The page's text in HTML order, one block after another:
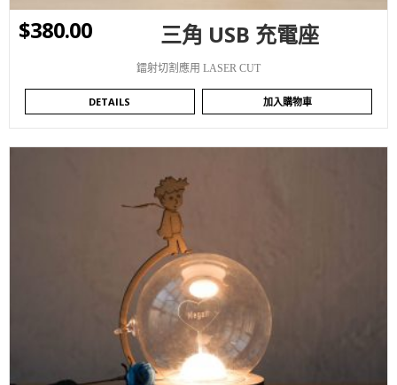
$380.00 三角 USB 充電座
鐳射切割應用 LASER CUT
DETAILS 加入購物車
WISHLIST